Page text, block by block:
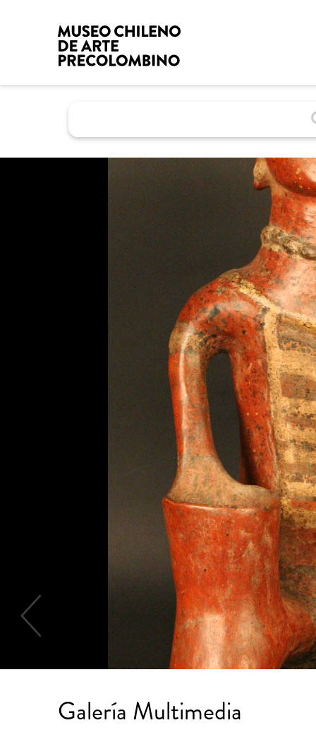
Galería Multimedia